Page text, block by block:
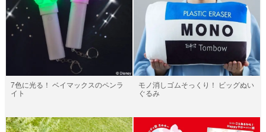
7色に光る！ ベイマックスのペンラ
イト
モノ消しゴムそっくり！ ビッグぬい
ぐるみ